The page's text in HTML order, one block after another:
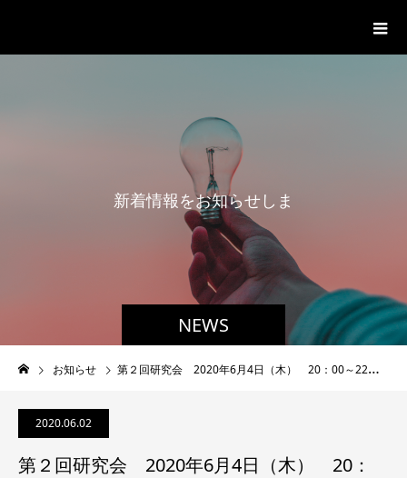
一般社団法人グローバル都市経営学
NEWS
着情報をお知らせしま す
お知らせ 第２回研究会 2020年6月4日（木） 20：00～22：00 zoom会
2020.06.02
第２回研究会 2020年6月4日（木） 20：